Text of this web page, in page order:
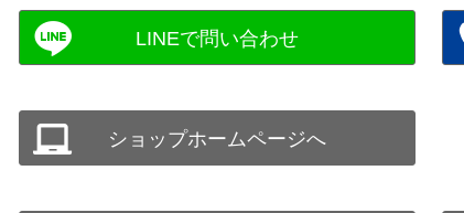
ショップホームページへ